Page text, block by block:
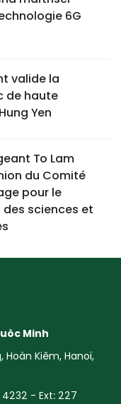
6G
valide la
de haute
Yen
To Lam
du Comité
pour le
sciences et
Minh
Hoàn Kiêm, Hanoï,
- Ext: 227